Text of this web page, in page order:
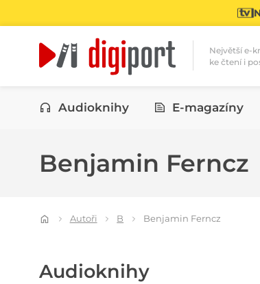
Největší e-
ke čtení i
Kategorie
Audioknihy E-magazíny
Benjamin Ferncz
Autoři B Benjamin Ferncz
Audioknihy